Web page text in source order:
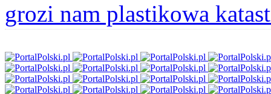
grozi nam plastikowa